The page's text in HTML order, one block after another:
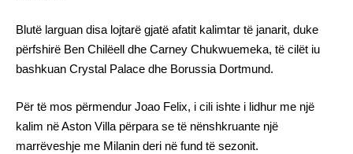
Blutë larguan disa lojtarë gjatë afatit kalimtar të janarit, duke
përfshirë Ben Chilëell dhe Carney Chukwuemeka, të cilët iu
bashkuan Crystal Palace dhe Borussia Dortmund.
Për të mos përmendur Joao Felix, i cili ishte i lidhur me një
kalim në Aston Villa përpara se të nënshkruante një
marrëveshje me Milanin deri në fund të sezonit.